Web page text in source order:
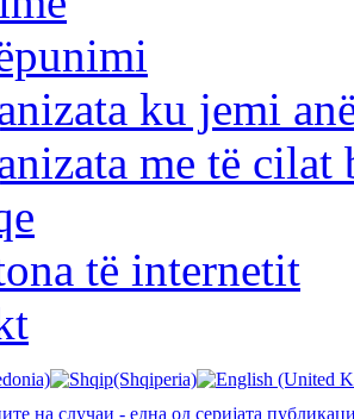
ku jemi
me të cilat
të internetit
на случаи - една од серијата